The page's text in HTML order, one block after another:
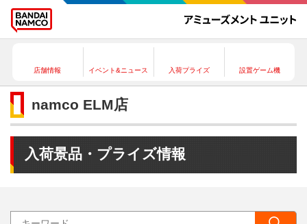
店舗情報 イベント&ニュース 入荷プライズ 設置ゲーム機
namco ELM店
入荷景品・プライズ情報